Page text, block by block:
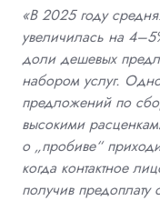
«В 2025 году
увеличилась на
доли дешевых
набором услуг.
предложений по
высокими
о „пробиве“
когда контактное
получив предоплату